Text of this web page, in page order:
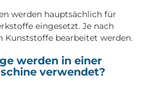
werden hauptsächlich für
eingesetzt. Je nach
Kunststoffe bearbeitet werden.
werden in einer
verwendet?